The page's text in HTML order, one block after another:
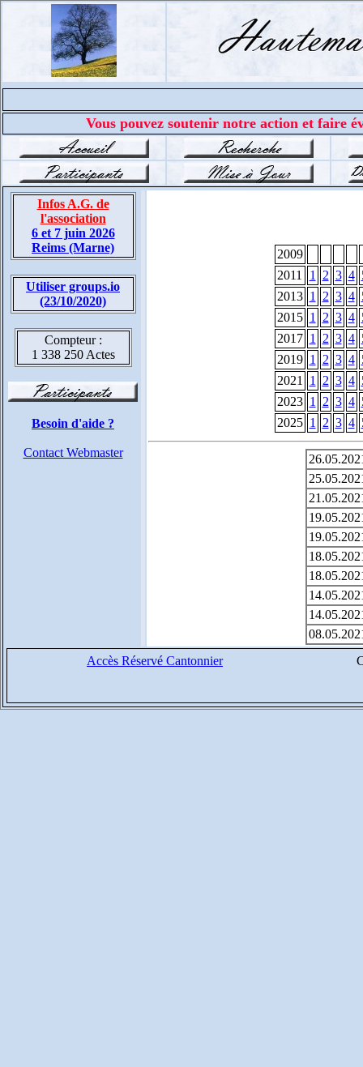
Vous pouvez soutenir notre action et faire
Infos A.G. de
l'association
6 et 7 juin 2026
Reims (Marne)
Utiliser groups.io
(23/10/2020)
Compteur :
1 338 250 Actes
Besoin d'aide ?
Contact Webmaster
2009
2011
1 2 3 4
2013 1 2 3 4
2015 1 2 3 4
2017 1 2 3 4
2019 1 2 3 4
2021
1 2 3 4
2023 1 2 3 4
2025 1 2 3 4
Accès Réservé Cantonnier